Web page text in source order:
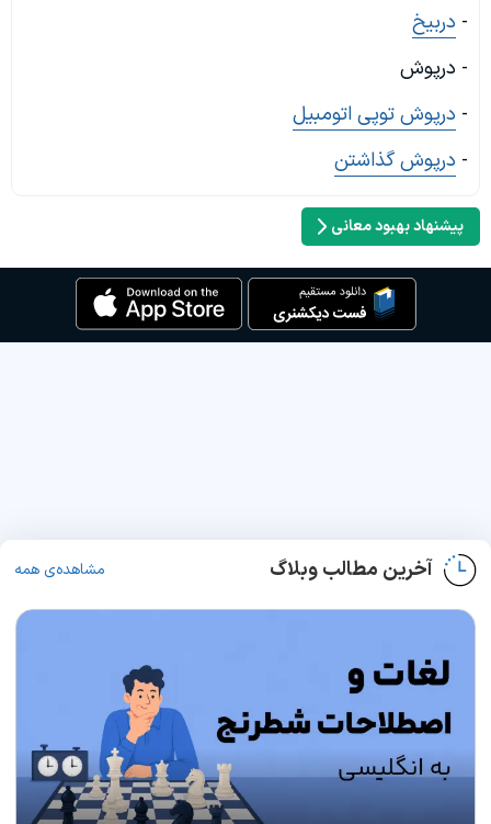
- دربیخ
- درپوش
- درپوش توپی اتومبیل
- درپوش گذاشتن
پیشنهاد بهبود معانی
آخرین مطالب وبلاگ مشاهده‌ی همه